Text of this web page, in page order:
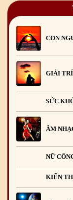
CON
GIẢI
SỨC
ÂM
NỮ
KIẾN